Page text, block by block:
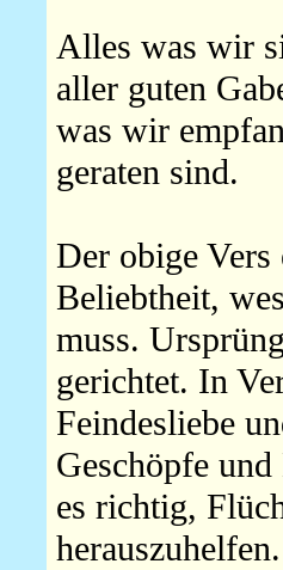
Alles was wir
aller guten
was wir
geraten sind.
Der obige
Beliebtheit,
muss.
gerichtet. In
Feindesliebe
Geschöpfe
es richtig,
herauszuhelfen.